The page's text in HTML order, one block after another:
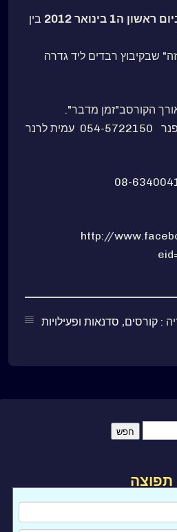
ראשון ה1 בינואר 2012
בין
שבקיבוץ רבדים ליד גדרה
הקורסב"זמן מדבר".
לפרטים נוספים לירון אופנר 054-5722150 עמית לרנר
http://
: קורסים, סדנאות ופעילויות